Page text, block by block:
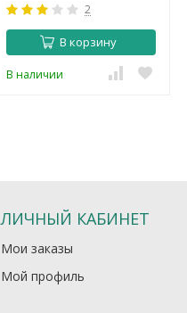
2
В корзину
В наличии
ЛИЧНЫЙ КАБИНЕТ
Мои заказы
Мой профиль